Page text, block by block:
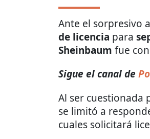
Ante el sorpresivo
de licencia para
Sheinbaum fue
Sigue el canal de
Al ser cuestionada
se limitó a
cuales solicitará